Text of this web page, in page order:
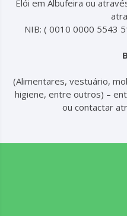
Elói em Albufeira ou
NIB: ( 0010 0000 5543
(Alimentares, vestuário,
higiene, entre outros) –
ou contactar